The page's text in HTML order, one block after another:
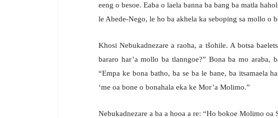
eeng o besoe. Eaba o laela banna ba bang ba matla
le Abede-Nego, le ho ba akhela ka seboping sa mollo o
Khosi Nebukadnezare a raoha, a tšohile. A botsa
bararo har’a mollo ba tlanngoe?” Bona ba mo araba,
“Empa ke bona batho, ba se ba le bane, ba itsamaela
‘me oa bone o bonahala eka ke Mor’a Molimo.”
Nebukadnezare a ba a hooa a re: “Ho bokoe Molimo oa